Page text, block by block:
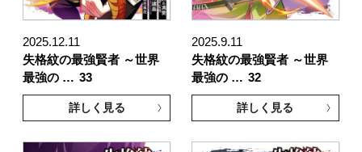
2025.12.11
失格紋の最強賢者 ～世界
最強の … 33
詳しく見る
2025.9.11
失格紋の最強賢者 ～世界
最強の … 32
詳しく見る